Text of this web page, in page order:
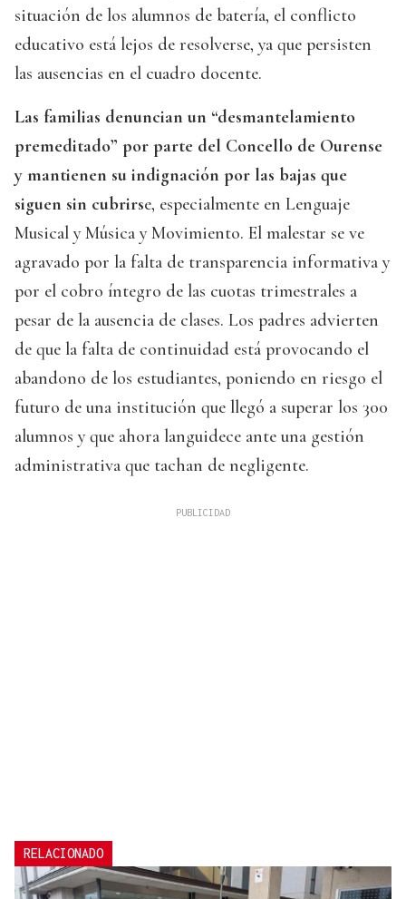
situación de los alumnos de batería, el conflicto
educativo está lejos de resolverse, ya que persisten
las ausencias en el cuadro docente.
Las familias denuncian un “desmantelamiento
premeditado” por parte del Concello de Ourense
y mantienen su indignación por las bajas que
siguen sin cubrirse, especialmente en Lenguaje
Musical y Música y Movimiento. El malestar se ve
agravado por la falta de transparencia informativa y
por el cobro íntegro de las cuotas trimestrales a
pesar de la ausencia de clases. Los padres advierten
de que la falta de continuidad está provocando el
abandono de los estudiantes, poniendo en riesgo el
futuro de una institución que llegó a superar los 300
alumnos y que ahora languidece ante una gestión
administrativa que tachan de negligente.
RELACIONADO